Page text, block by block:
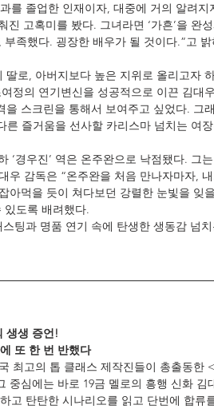
를 졸업한 인재이자, 대중에 거의 알려지
고혹미를 봤다. 그녀라면 ‘가흔’을 완
족했다. 굉장한 배우가 될 것이다.”고
딸로, 아버지보다 높은 지위로 올리고자
정의 연기변신을 성공적으로 이끈 김대
스크린을 통해서 보여주고 싶었다. 그
른 즐거움을 선사할 카리스마 넘치는 여
‘경우진’ 역은 온주완으로 낙점됐다. 그
감독은 “온주완을 처음 만나자마자, 내
아먹을 듯이 쳐다보던 강렬한 눈빛을 잊
있도록 배려했다.
팅과 명품 연기 속에 탄생한 생동감 넘
생생 증언!
또 한 번 반했다
최고의 톱 클래스 제작진들이 총출동한
중심에는 바로 19금 멜로의 흥행 신화 김
고 탄탄한 시나리오를 읽고 단번에 합류